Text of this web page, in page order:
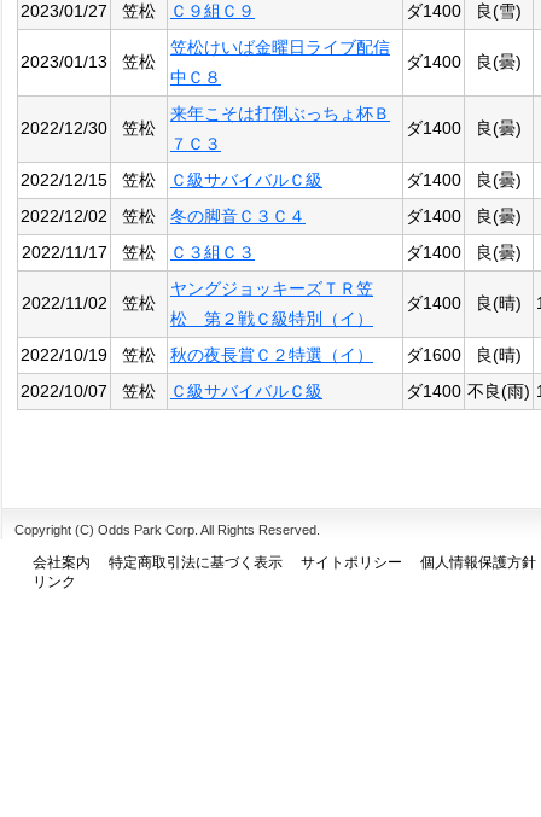
2023/01/27
笠松 Ｃ９組Ｃ９ ダ1400 良(雪)
2023/01/13 笠松
笠松けいば金曜日ライブ配信
中Ｃ８
ダ1400 良(曇)
2022/12/30 笠松
来年こそは打倒ぶっちょ杯Ｂ
７Ｃ３
ダ1400 良(曇)
2022/12/15 笠松 Ｃ級サバイバルＣ級 ダ1400
良(曇)
2022/12/02
笠松 冬の脚音Ｃ３Ｃ４ ダ1400
良(曇)
2022/11/17
笠松 Ｃ３組Ｃ３ ダ1400 良(曇)
2022/11/02 笠松
ヤングジョッキーズＴＲ笠
松 第２戦Ｃ級特別（イ）
ダ1400 良(晴)
2022/10/19 笠松 秋の夜長賞Ｃ２特選（イ） ダ1600
良(晴)
2022/10/07
笠松 Ｃ級サバイバルＣ級 ダ1400 不良(雨)
Copyright (C) Odds Park Corp. All Rights Reserved.
会社案内 特定商取引法に基づく表示 サイトポリシー
個人情報保護方針
リンク